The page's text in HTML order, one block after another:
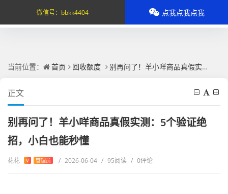
当前位置： 首页 回收额度 别再问了！羊小咩商品真假实测：5个验证绝招，小白也能秒懂
正文
别再问了！羊小咩商品真假实测：5个验证绝
招，小白也能秒懂
花花 V 管理员 / 2026-06-04 / 95阅读 / 0评论
微信号： bbkk4404 点我点我点我